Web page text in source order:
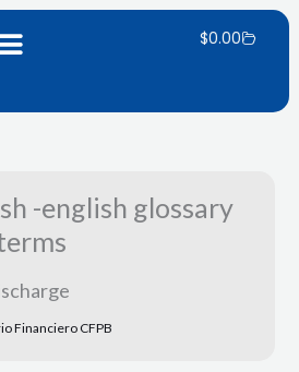
$0.00Panier
-english glossary
Financiero CFPB